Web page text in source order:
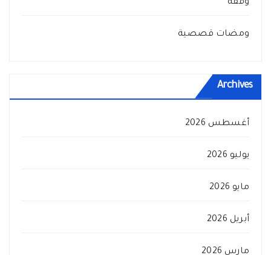
وقفة
ومضات قصصية
Archives
أغسطس 2026
يوليو 2026
مايو 2026
أبريل 2026
مارس 2026